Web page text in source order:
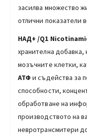
засилва множество
отлични показатели
НАД+ /Q1
хранителна добавка,
мозъчните клетки,
АТФ и съдейства за
способности,
обработване на
производството на
невротрансмитери